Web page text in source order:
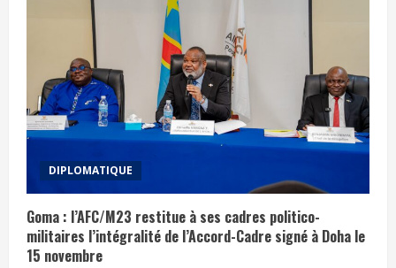
DIPLOMATIQUE
Goma : l’AFC/M23 restitue à ses cadres politico-
militaires l’intégralité de l’Accord-Cadre signé à Doha le
15 novembre